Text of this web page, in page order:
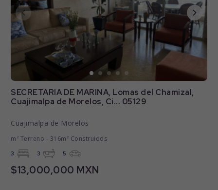
SECRETARIA DE MARINA, Lomas del Chamizal,
Cuajimalpa de Morelos, Ci... 05129
Cuajimalpa de Morelos
m² Terreno - 316m² Construidos
3 3 5
$13,000,000 MXN